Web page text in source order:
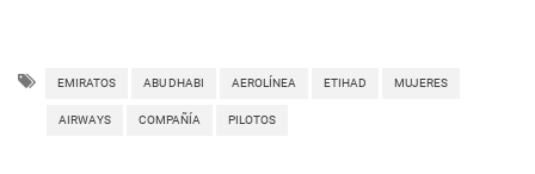
EMIRATOS ABU DHABI AEROLÍNEA ETIHAD MUJERES
AIRWAYS COMPAÑÍA PILOTOS